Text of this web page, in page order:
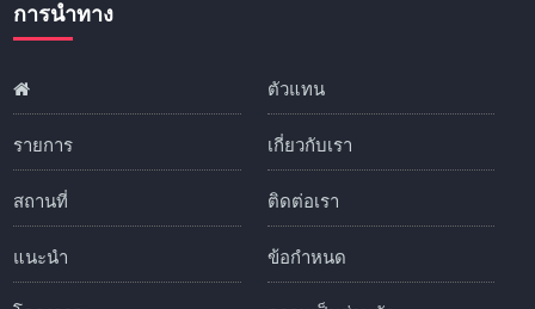
การนำทาง
รายการ
สถานที่
แนะนำ
ตัวแทน
เกี่ยวกับเรา
ติดต่อเรา
ข้อกำหนด